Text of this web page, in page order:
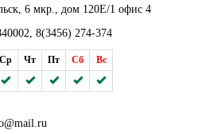
6 мкр., дом 120Е/1 офис 4
8(3456) 274-374
Ср Чт Пт Сб Вс